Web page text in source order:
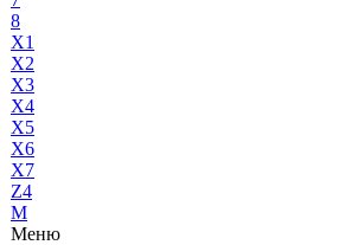
8
X1
X2
X3
X4
X5
X6
X7
Z4
М
Меню